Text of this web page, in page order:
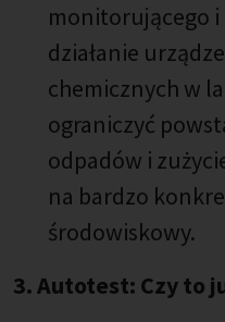
monitorującego
działanie
chemicznych w
ograniczyć
odpadów i
na bardzo
środowiskowy.
3. Autotest: Czy to